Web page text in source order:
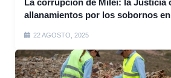
La corrupción de Milei: la Justicia
allanamientos por los sobornos
22 AGOSTO, 2025